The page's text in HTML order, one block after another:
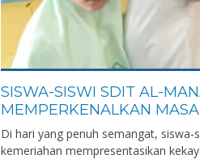
SISWA-SISWI SDIT AL-
MEMPERKENALKAN
Di hari yang penuh semangat,
kemeriahan mempresentasikan